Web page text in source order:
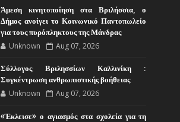
Άμεση κινητοποίηση στα Βριλήσσια, ο
Δήμος ανοίγει το Κοινωνικό Παντοπωλείο
για τους πυρόπληκτους της Μάνδρας
Unknown Aug 07, 2026
Σύλλογος Βριλησσίων Καλλινίκη :
Συγκέντρωση ανθρωπιστικής βοήθειας
Unknown Aug 07, 2026
«Έκλεισε» ο αγιασμός στα σχολεία για τη